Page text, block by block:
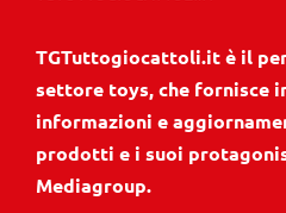
TGTuttogiocattoli.it è il
settore toys, che fornisce
informazioni e
prodotti e i suoi
Mediagroup.